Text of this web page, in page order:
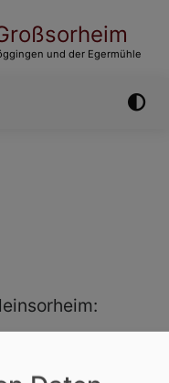
und der Egermühle
von den